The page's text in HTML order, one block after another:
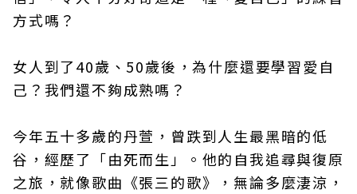
方式嗎？
女人到了40歲、50歲後，為什麼還要學習愛自
己？我們還不夠成熟嗎？
今年五十多歲的丹萱，曾跌到人生最黑暗的低
谷，經歷了「由死而生」。他的自我追尋與復原
之旅，就像歌曲《張三的歌》，無論多麼淒涼，